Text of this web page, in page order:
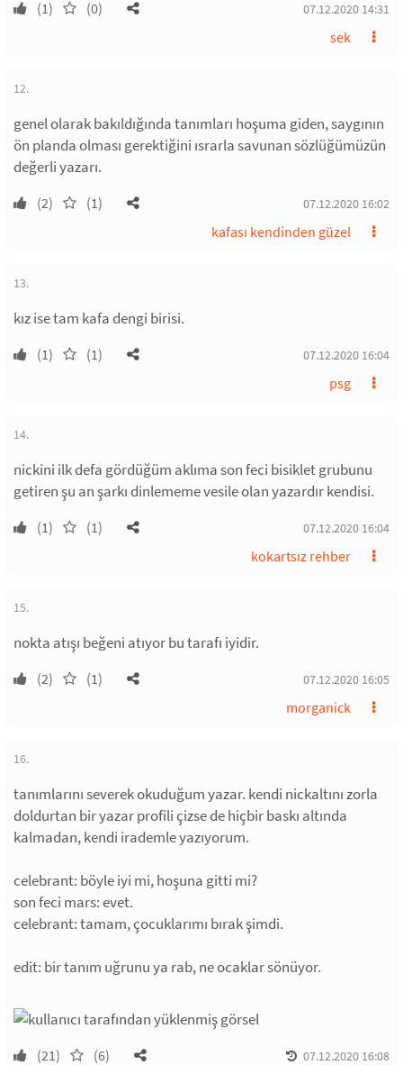
(1) (0) 07.12.2020 14:31
sek
12.
genel olarak bakıldığında tanımları hoşuma giden, saygının
ön planda olması gerektiğini ısrarla savunan sözlüğümüzün
değerli yazarı.
(2) (1) 07.12.2020 16:02
kafası kendinden güzel
13.
kız ise tam kafa dengi birisi.
(1) (1) 07.12.2020 16:04
psg
14.
nickini ilk defa gördüğüm aklıma son feci bisiklet grubunu
getiren şu an şarkı dinlememe vesile olan yazardır kendisi.
(1) (1) 07.12.2020 16:04
kokartsız rehber
15.
nokta atışı beğeni atıyor bu tarafı iyidir.
(2) (1) 07.12.2020 16:05
morganick
16.
tanımlarını severek okuduğum yazar. kendi nickaltını zorla
doldurtan bir yazar profili çizse de hiçbir baskı altında
kalmadan, kendi irademle yazıyorum.
celebrant: böyle iyi mi, hoşuna gitti mi?
son feci mars: evet.
celebrant: tamam, çocuklarımı bırak şimdi.
edit: bir tanım uğrunu ya rab, ne ocaklar sönüyor.
(21) (6) 07.12.2020 16:08